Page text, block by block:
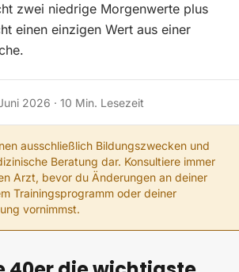
zwei niedrige Morgenwerte plus
einen einzigen Wert aus einer
2026 · 10 Min. Lesezeit
ausschließlich Bildungszwecken und
Beratung dar. Konsultiere immer
Arzt, bevor du Änderungen an deiner
Trainingsprogramm oder deiner
vornimmst.